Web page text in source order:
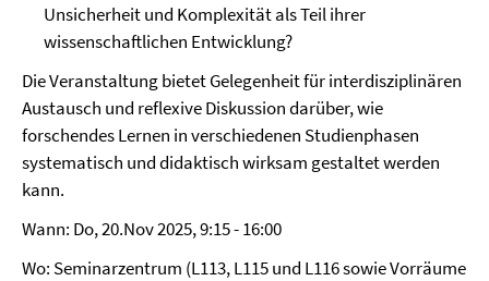
Unsicherheit und Komplexität als Teil ihrer
wissenschaftlichen Entwicklung?
Die Veranstaltung bietet Gelegenheit für interdisziplinären
Austausch und reflexive Diskussion darüber, wie
forschendes Lernen in verschiedenen Studienphasen
systematisch und didaktisch wirksam gestaltet werden
kann.
Wann: Do, 20.Nov 2025, 9:15 - 16:00
Wo: Seminarzentrum (L113, L115 und L116 sowie Vorräume